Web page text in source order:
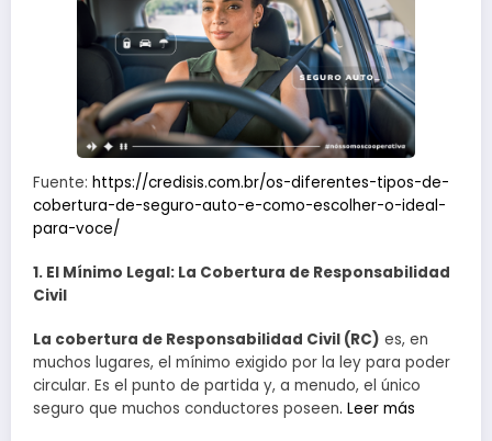
Fuente: https://credisis.com.br/os-diferentes-tipos-de-
cobertura-de-seguro-auto-e-como-escolher-o-ideal-
para-voce/
1. El Mínimo Legal: La Cobertura de Responsabilidad
Civil
La cobertura de Responsabilidad Civil (RC) es, en
muchos lugares, el mínimo exigido por la ley para poder
circular. Es el punto de partida y, a menudo, el único
seguro que muchos conductores poseen. Leer más